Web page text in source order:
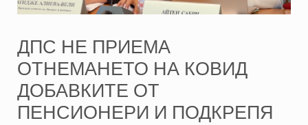
ДПС НЕ ПРИЕМА
ОТНЕМАНЕТО НА КОВИД
ДОБАВКИТЕ ОТ
ПЕНСИОНЕРИ И ПОДКРЕПЯ